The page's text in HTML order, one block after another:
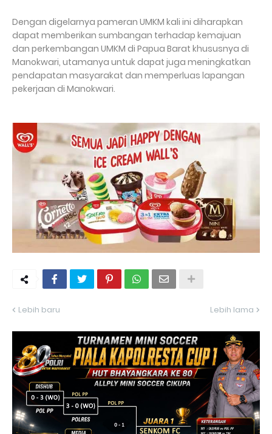
Dengan digelarnya pameran UMKM kali ini diharapkan
dapat memberikan sumbangan terhadap kemajuan
dan perkembangan UMKM di Papua Barat khususnya di
Manokwari, utamanya untuk dapat juga meningkatkan
pendapatan masyarakat dan memperluas lapangan
pekerjaan di Manokwari.
Lebih baru Lebih lama